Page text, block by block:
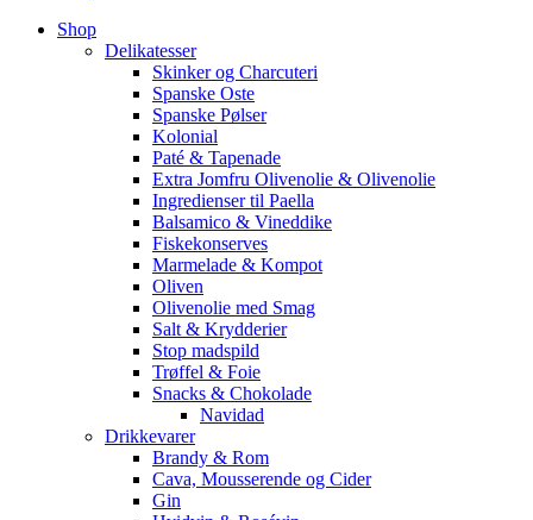
Shop
Delikatesser
Skinker og Charcuteri
Spanske Oste
Spanske Pølser
Kolonial
Paté & Tapenade
Extra Jomfru Olivenolie & Olivenolie
Ingredienser til Paella
Balsamico & Vineddike
Fiskekonserves
Marmelade & Kompot
Oliven
Olivenolie med Smag
Salt & Krydderier
Stop madspild
Trøffel & Foie
Snacks & Chokolade
Navidad
Drikkevarer
Brandy & Rom
Cava, Mousserende og Cider
Gin